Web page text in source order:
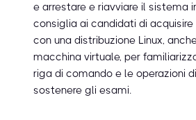
e arrestare e riavviare il sistema
consiglia ai candidati di
con una distribuzione Linux,
macchina virtuale, per
riga di comando e le operazioni
sostenere gli esami.